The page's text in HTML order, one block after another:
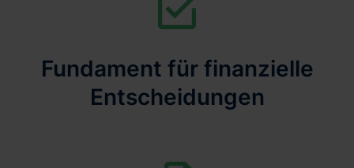
Fundament für finanzielle
Entscheidungen